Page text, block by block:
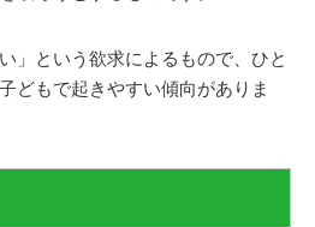
」という欲求によるもので、ひと
どもで起きやすい傾向がありま